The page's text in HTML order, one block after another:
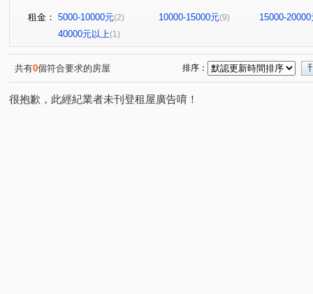
雙享樓(1) 昭揚君喆 佳展好市佳(1) 傳佳謙里(1)
興業馬可波羅(1)
六合一街(1) 高鐵北路一段(1) 自立一街(1) 仁德街(1)
中正三街(1) 青溪一路(1) 美和路(1)
青
中山東路(1) 中正路(1) 楊湖路四段(1) 中正一路(1)
民光東路(1) 中興街(1) 中埔二街
租金： 5000-10000元(2) 10000-15000元(9)
15000-20000
40000元以上(1)
共有0個符合要求的房屋 排序：
很抱歉，此經紀業者未刊登租屋廣告唷！